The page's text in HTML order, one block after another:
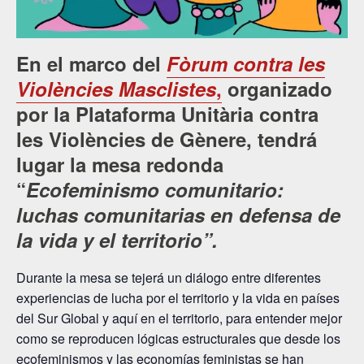
En el marco del Fòrum contra les
Violències Masclistes, organizado
por la Plataforma Unitària contra
les Violències de Gènere, tendrá
lugar la mesa redonda
“Ecofeminismo comunitario:
luchas comunitarias en defensa de
la vida y el territorio”.
Durante la mesa se tejerá un diálogo entre diferentes
experiencias de lucha por el territorio y la vida en países
del Sur Global y aquí en el territorio, para entender mejor
como se reproducen lógicas estructurales que desde los
ecofeminismos y las economías feministas se han